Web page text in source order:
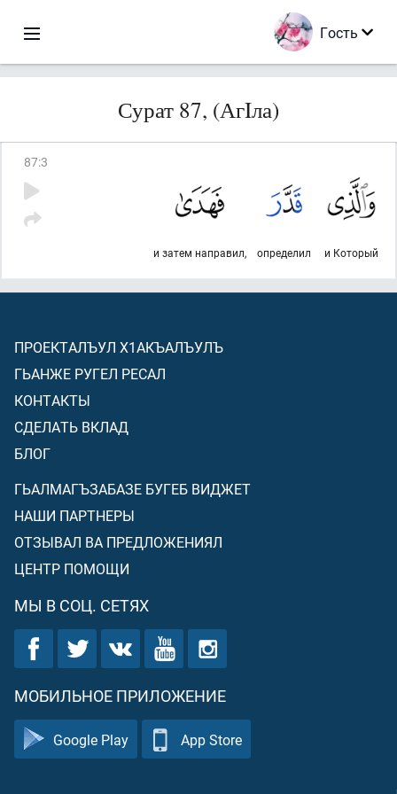
Гость
Сурат 87, (АгIла)
87:3
и Который
определил
и затем направил,
ПРОЕКТАЛЪУЛ Х1АКЪАЛЪУЛЪ
ГЬАНЖЕ РУГЕЛ РЕСАЛ
КОНТАКТЫ
СДЕЛАТЬ ВКЛАД
БЛОГ
ГЬАЛМАГЪЗАБАЗЕ БУГЕБ ВИДЖЕТ
НАШИ ПАРТНЕРЫ
ОТЗЫВАЛ ВА ПРЕДЛОЖЕНИЯЛ
ЦЕНТР ПОМОЩИ
МЫ В СОЦ. СЕТЯХ
МОБИЛЬНОЕ ПРИЛОЖЕНИЕ
Google Play App Store